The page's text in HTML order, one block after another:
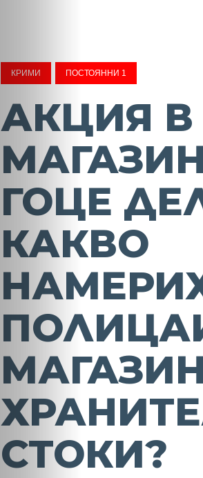
КРИМИ ПОСТОЯННИ 1
АКЦИЯ В
ГОЦЕ
КАКВО
СТОКИ?